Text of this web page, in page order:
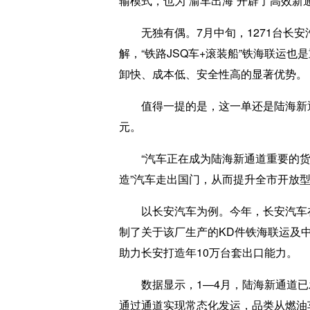
无独有偶。7月中旬，1271台长安
解，“铁路JSQ车+滚装船”铁海联运
卸快、成本低、安全性高的显著优势。
值得一提的是，这一单还是陆海新
元。
“汽车正在成为陆海新通道重要的货
造”汽车走出国门，从而提升全市开放
以长安汽车为例。今年，长安汽车
制了关于该厂生产的KD件铁海联运及
助力长安打造年10万台套出口能力。
数据显示，1—4月，陆海新通道已
通过通道实现常态化发运，品类从燃